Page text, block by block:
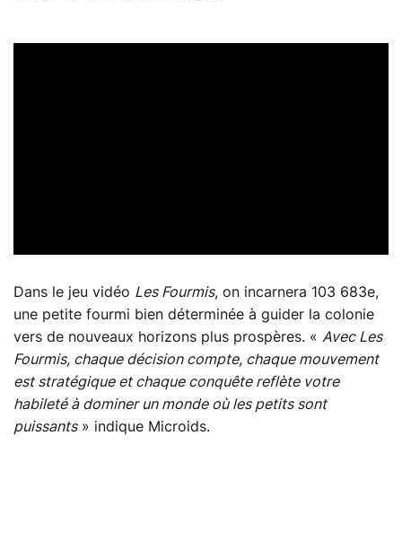
Dans le jeu vidéo Les Fourmis, on incarnera 103 683e,
une petite fourmi bien déterminée à guider la colonie
vers de nouveaux horizons plus prospères. « Avec Les
Fourmis, chaque décision compte, chaque mouvement
est stratégique et chaque conquête reflète votre
habileté à dominer un monde où les petits sont
puissants» indique Microids.